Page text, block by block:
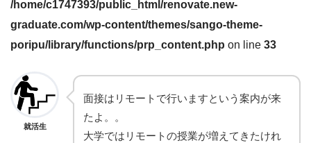
/home/c1747393/public_html/renovate.new-
graduate.com/wp-content/themes/sango-theme-
poripu/library/functions/prp_content.php on line 33
就活生
面接はリモートで行いますという案内が来
たよ。。
大学ではリモートの授業が増えてきたけれ